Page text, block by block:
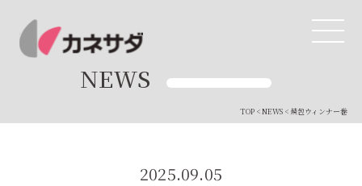
TOP
生産体制
NEWS
TOP<NEWS< 煉包ウィンナー巻
2025.09.05